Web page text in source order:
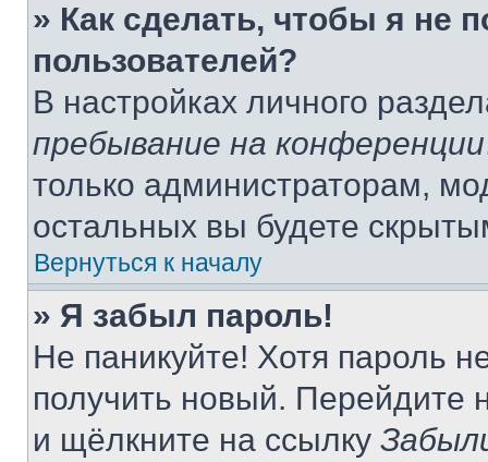
» Как сделать, чтобы я не
пользователей?
В настройках личного
пребывание на конференции
только администраторам,
остальных вы будете
Вернуться к началу
» Я забыл пароль!
Не паникуйте! Хотя пароль
получить новый. Перейдите
и щёлкните на ссылку